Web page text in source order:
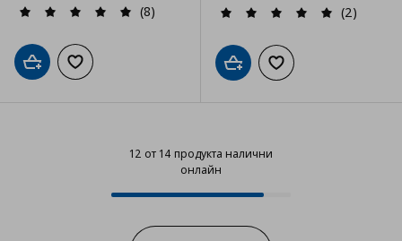
(8)
Добави в кошницата
Добави към списъка с любими
(2)
Добави в кошницата
Добави към
12 от 14 продукта налични
онлайн
12 от 14 продукта налични
Progress: